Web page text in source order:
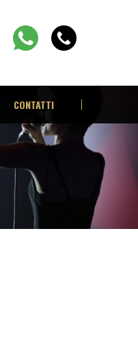
CONTATTI